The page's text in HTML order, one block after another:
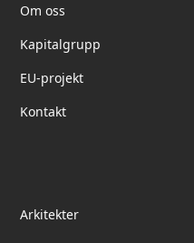
Om oss
Kapitalgrupp
EU-projekt
Kontakt
Arkitekter